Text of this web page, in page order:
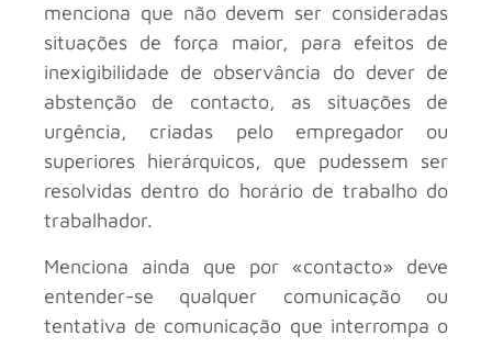
menciona que não devem ser consideradas
situações de força maior, para efeitos de
inexigibilidade de observância do dever de
abstenção de contacto, as situações de
urgência, criadas pelo empregador ou
superiores hierárquicos, que pudessem ser
resolvidas dentro do horário de trabalho do
trabalhador.
Menciona ainda que por «contacto» deve
entender-se qualquer comunicação ou
tentativa de comunicação que interrompa o